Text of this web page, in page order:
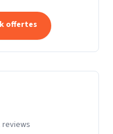
bijna alles
offertes
reviews